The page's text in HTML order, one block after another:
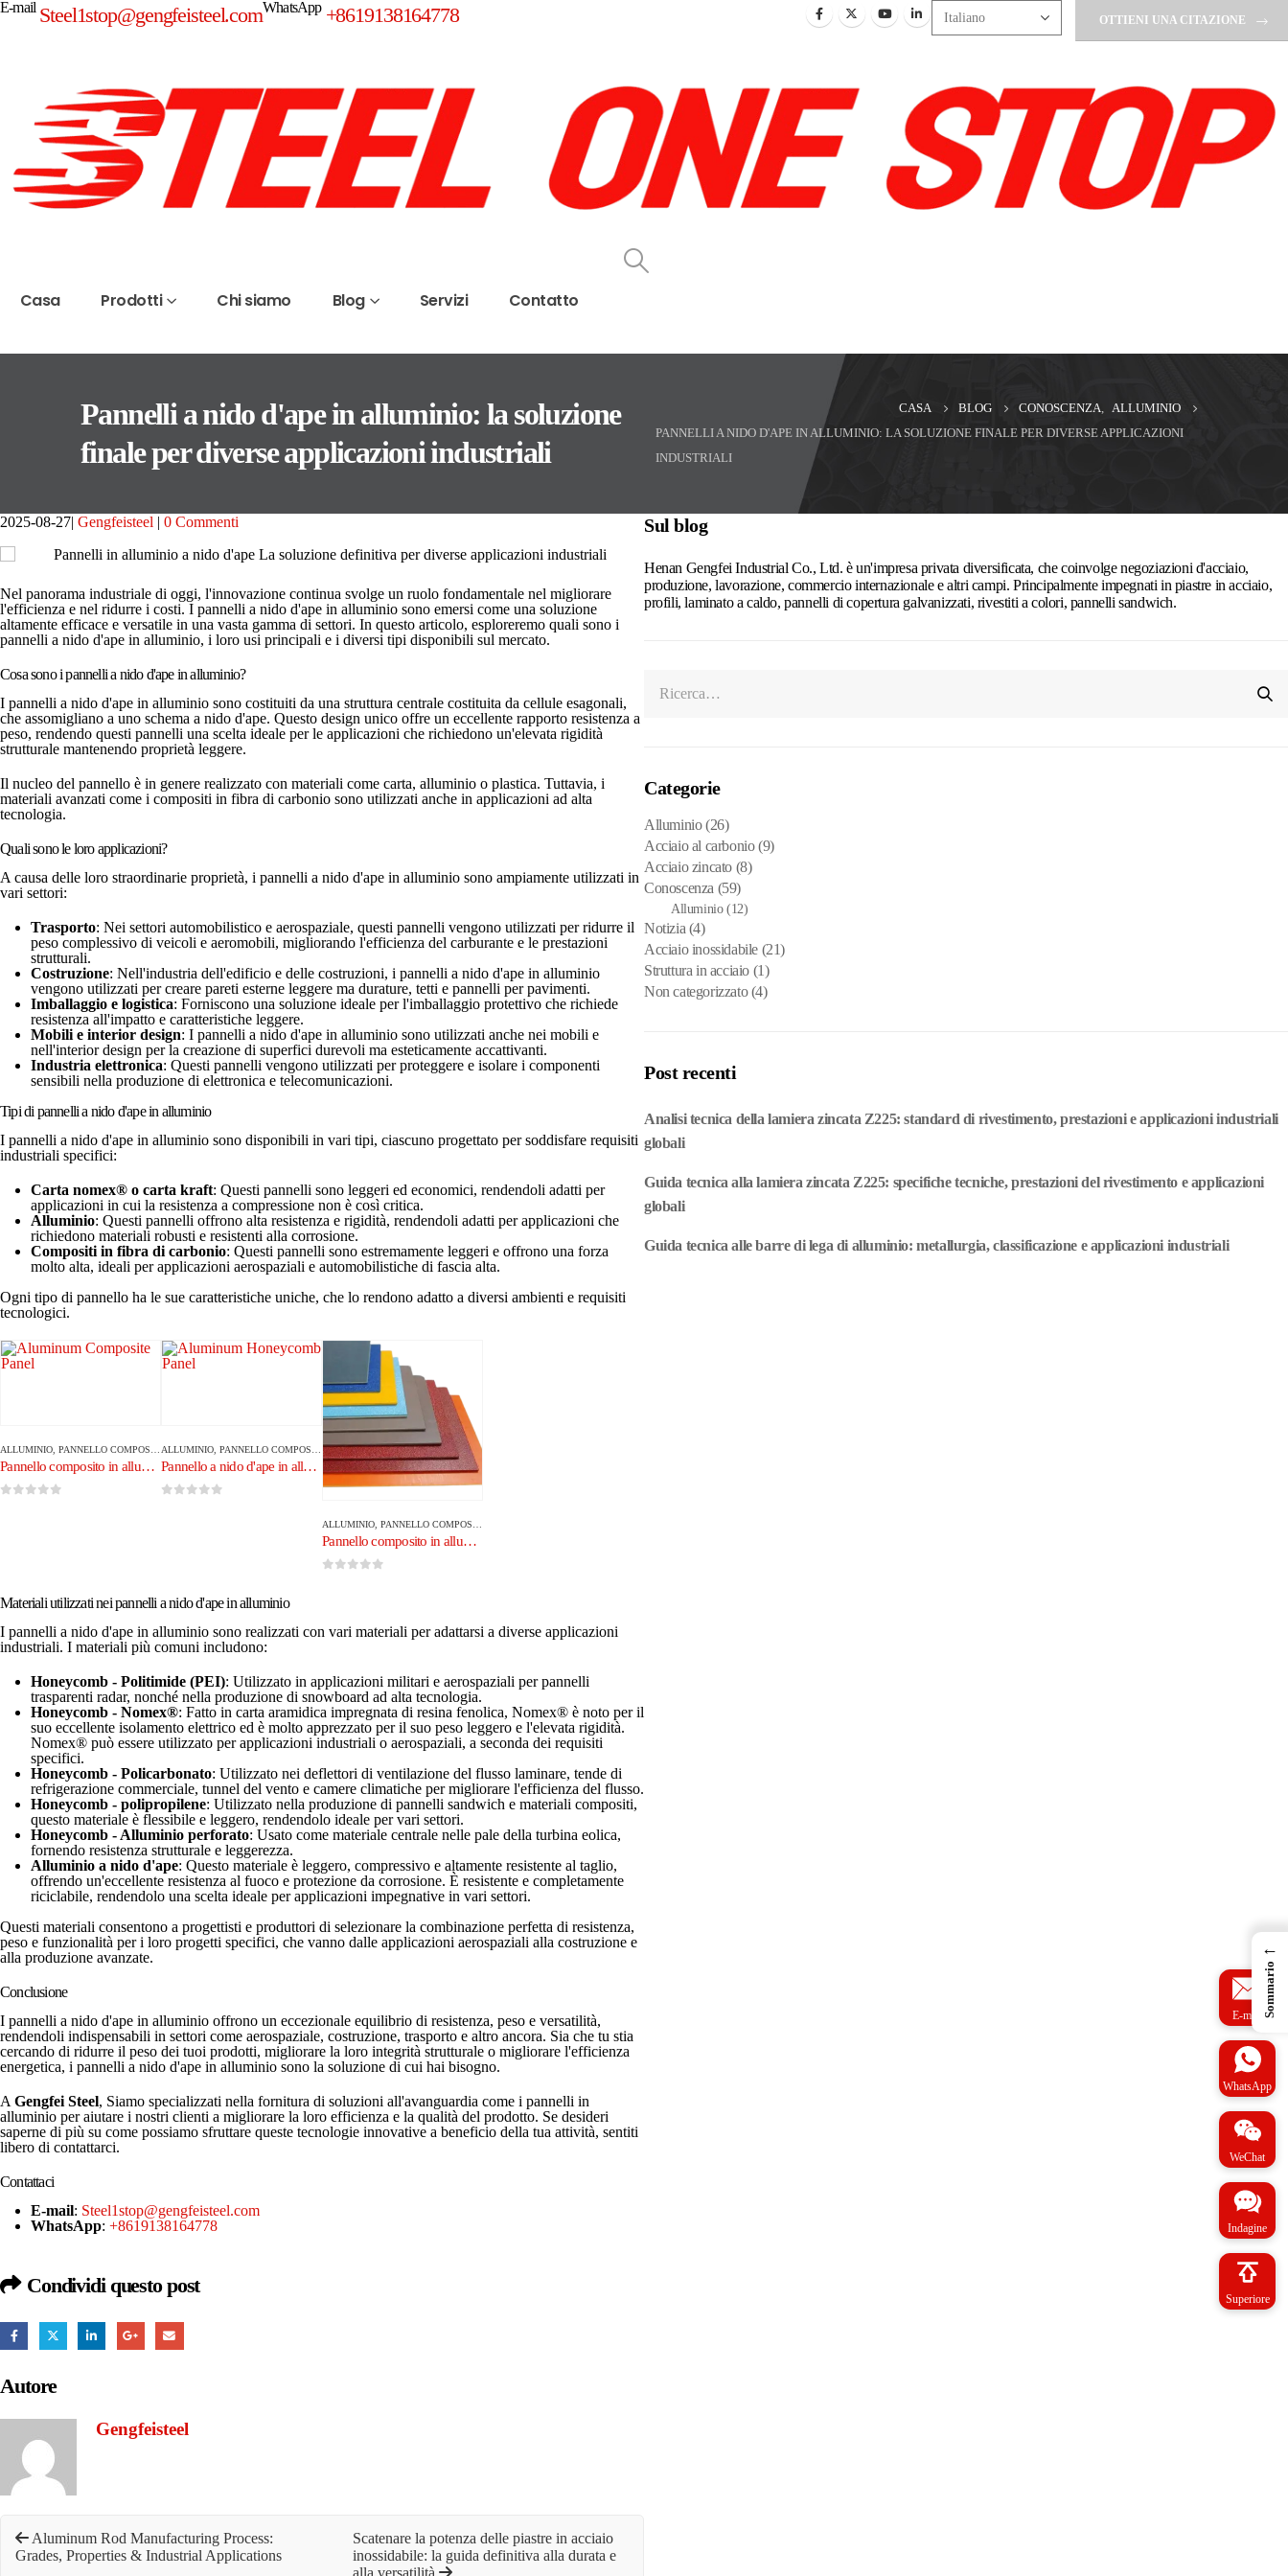
E-mail Steel1stop@gengfeisteel.comWhatsApp +8619138164778 OTTIENI UNA CITAZIONE
Casa Prodotti Chi siamo Blog Servizi Contatto
Pannelli a nido d'ape in alluminio: la soluzione
finale per diverse applicazioni industriali
CASA BLOG CONOSCENZA
ALLUMINIO
PANNELLI A NIDO D'APE IN ALLUMINIO: LA SOLUZIONE FINALE PER DIVERSE APPLICAZIONI
INDUSTRIALI
2025-08-27 Gengfeisteel 0 Commenti
Nel panorama industriale di oggi, l'innovazione continua svolge un ruolo fondamentale nel migliorare
l'efficienza e nel ridurre i costi. I pannelli a nido d'ape in alluminio sono emersi come una soluzione
altamente efficace e versatile in una vasta gamma di settori. In questo articolo, esploreremo quali sono i
pannelli a nido d'ape in alluminio, i loro usi principali e i diversi tipi disponibili sul mercato.
Cosa sono i pannelli a nido d'ape in alluminio?
I pannelli a nido d'ape in alluminio sono costituiti da una struttura centrale costituita da cellule esagonali,
che assomigliano a uno schema a nido d'ape. Questo design unico offre un eccellente rapporto resistenza a
peso, rendendo questi pannelli una scelta ideale per le applicazioni che richiedono un'elevata rigidità
strutturale mantenendo proprietà leggere.
Il nucleo del pannello è in genere realizzato con materiali come carta, alluminio o plastica. Tuttavia, i
materiali avanzati come i compositi in fibra di carbonio sono utilizzati anche in applicazioni ad alta
tecnologia.
Quali sono le loro applicazioni?
A causa delle loro straordinarie proprietà, i pannelli a nido d'ape in alluminio sono ampiamente utilizzati in
vari settori:
Trasporto: Nei settori automobilistico e aerospaziale, questi pannelli vengono utilizzati per ridurre il
peso complessivo di veicoli e aeromobili, migliorando l'efficienza del carburante e le prestazioni
strutturali.
Costruzione: Nell'industria dell'edificio e delle costruzioni, i pannelli a nido d'ape in alluminio
vengono utilizzati per creare pareti esterne leggere ma durature, tetti e pannelli per pavimenti.
Imballaggio e logistica: Forniscono una soluzione ideale per l'imballaggio protettivo che richiede
resistenza all'impatto e caratteristiche leggere.
Mobili e interior design: I pannelli a nido d'ape in alluminio sono utilizzati anche nei mobili e
nell'interior design per la creazione di superfici durevoli ma esteticamente accattivanti.
Industria elettronica: Questi pannelli vengono utilizzati per proteggere e isolare i componenti
sensibili nella produzione di elettronica e telecomunicazioni.
Tipi di pannelli a nido d'ape in alluminio
I pannelli a nido d'ape in alluminio sono disponibili in vari tipi, ciascuno progettato per soddisfare requisiti
industriali specifici:
Carta nomex® o carta kraft: Questi pannelli sono leggeri ed economici, rendendoli adatti per
applicazioni in cui la resistenza a compressione non è così critica.
Alluminio: Questi pannelli offrono alta resistenza e rigidità, rendendoli adatti per applicazioni che
richiedono materiali robusti e resistenti alla corrosione.
Compositi in fibra di carbonio: Questi pannelli sono estremamente leggeri e offrono una forza
molto alta, ideali per applicazioni aerospaziali e automobilistiche di fascia alta.
Ogni tipo di pannello ha le sue caratteristiche uniche, che lo rendono adatto a diversi ambienti e requisiti
tecnologici.
ALLUMINIO PANNELLO COMPOSITO IN ALLUMINIO
Pannello composito in alluminio
ALLUMINIO PANNELLO COMPOSITO IN ALLUMINIO
Pannello a nido d'ape in alluminio
ALLUMINIO PANNELLO COMPOSITO IN ALLUMINIO
Pannello composito in alluminio
Materiali utilizzati nei pannelli a nido d'ape in alluminio
I pannelli a nido d'ape in alluminio sono realizzati con vari materiali per adattarsi a diverse applicazioni
industriali. I materiali più comuni includono:
Honeycomb - Politimide (PEI): Utilizzato in applicazioni militari e aerospaziali per pannelli
trasparenti radar, nonché nella produzione di snowboard ad alta tecnologia.
Honeycomb - Nomex®: Fatto in carta aramidica impregnata di resina fenolica, Nomex® è noto per il
suo eccellente isolamento elettrico ed è molto apprezzato per il suo peso leggero e l'elevata rigidità.
Nomex® può essere utilizzato per applicazioni industriali o aerospaziali, a seconda dei requisiti
specifici.
Honeycomb - Policarbonato: Utilizzato nei deflettori di ventilazione del flusso laminare, tende di
refrigerazione commerciale, tunnel del vento e camere climatiche per migliorare l'efficienza del flusso.
Honeycomb - polipropilene: Utilizzato nella produzione di pannelli sandwich e materiali compositi,
questo materiale è flessibile e leggero, rendendolo ideale per vari settori.
Honeycomb - Alluminio perforato: Usato come materiale centrale nelle pale della turbina eolica,
fornendo resistenza strutturale e leggerezza.
Alluminio a nido d'ape: Questo materiale è leggero, compressivo e altamente resistente al taglio,
offrendo un'eccellente resistenza al fuoco e protezione da corrosione. È resistente e completamente
riciclabile, rendendolo una scelta ideale per applicazioni impegnative in vari settori.
Questi materiali consentono a progettisti e produttori di selezionare la combinazione perfetta di resistenza,
peso e funzionalità per i loro progetti specifici, che vanno dalle applicazioni aerospaziali alla costruzione e
alla produzione avanzate.
Conclusione
I pannelli a nido d'ape in alluminio offrono un eccezionale equilibrio di resistenza, peso e versatilità,
rendendoli indispensabili in settori come aerospaziale, costruzione, trasporto e altro ancora. Sia che tu stia
cercando di ridurre il peso dei tuoi prodotti, migliorare la loro integrità strutturale o migliorare l'efficienza
energetica, i pannelli a nido d'ape in alluminio sono la soluzione di cui hai bisogno.
A Gengfei Steel, Siamo specializzati nella fornitura di soluzioni all'avanguardia come i pannelli in
alluminio per aiutare i nostri clienti a migliorare la loro efficienza e la qualità del prodotto. Se desideri
saperne di più su come possiamo sfruttare queste tecnologie innovative a beneficio della tua attività, sentiti
libero di contattarci.
Contattaci
E-mail: Steel1stop@gengfeisteel.com
WhatsApp: +8619138164778
Condividi questo post
Autore
Gengfeisteel
Aluminum Rod Manufacturing Process:
Grades, Properties & Industrial Applications
Scatenare la potenza delle piastre in acciaio
inossidabile: la guida definitiva alla durata e
alla versatilità
Sul blog
Henan Gengfei Industrial Co., Ltd. è un'impresa privata diversificata, che coinvolge negoziazioni d'acciaio,
produzione, lavorazione, commercio internazionale e altri campi. Principalmente impegnati in piastre in acciaio,
profili, laminato a caldo, pannelli di copertura galvanizzati, rivestiti a colori, pannelli sandwich.
Categorie
Alluminio(26)
Acciaio al carbonio(9)
Acciaio zincato (8)
Conoscenza (59)
Alluminio (12)
Notizia (4)
Acciaio inossidabile (21)
Struttura in acciaio (1)
Non categorizzato(4)
Post recenti
Analisi tecnica della lamiera zincata Z225: standard di rivestimento, prestazioni e applicazioni industriali
globali
Guida tecnica alla lamiera zincata Z225: specifiche tecniche, prestazioni del rivestimento e applicazioni
globali
Guida tecnica alle barre di lega di alluminio: metallurgia, classificazione e applicazioni industriali
E-mail
WhatsApp
WeChat
Indagine
Superiore
←
Sommario